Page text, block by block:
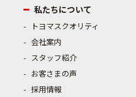
私たちについて
トヨマスクオリティ
会社案内
スタッフ紹介
お客さまの声
採用情報